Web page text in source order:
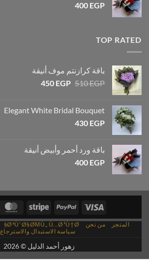
400 EGP
TOP RATED
باقة كرازنتم موف أنيقة
510EGP
450 EGP
Elegant White Bridal Bouquet
430 EGP
باقة ورد أحمر وأبيض أنيقة
400 EGP
المتجر من نحن ØªÙˆØ§ØΜÙ„ Ù…Ø¹Ù†Ø§
سياسة الاستبدال والاسترجاع
زهور أحمد الدليل © 2026